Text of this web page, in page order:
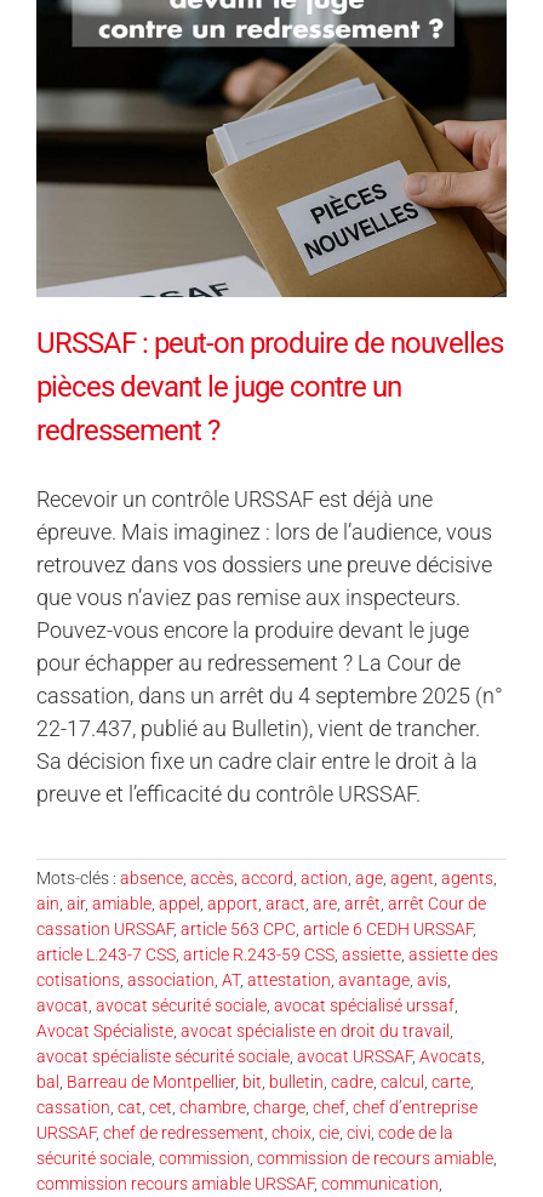
URSSAF : peut-on produire de nouvelles
pièces devant le juge contre un
redressement ?
Recevoir un contrôle URSSAF est déjà une
épreuve. Mais imaginez : lors de l’audience, vous
retrouvez dans vos dossiers une preuve décisive
que vous n’aviez pas remise aux inspecteurs.
Pouvez-vous encore la produire devant le juge
pour échapper au redressement ? La Cour de
cassation, dans un arrêt du 4 septembre 2025 (n°
22-17.437, publié au Bulletin), vient de trancher.
Sa décision fixe un cadre clair entre le droit à la
preuve et l’efficacité du contrôle URSSAF.
Mots-clés : absence accès accord action age agent agents
ain air, amiable appel apport aract are arrêt arrêt Cour de
cassation URSSAF, article 563 CPC article 6 CEDH URSSAF,
article L.243-7 CSS article R.243-59 CSS assiette assiette des
cotisations association AT, attestation avantage avis
avocat avocat sécurité sociale avocat spécialisé urssaf
Avocat Spécialiste avocat spécialiste en droit du travail
avocat spécialiste sécurité sociale avocat URSSAF, Avocats
bal
Barreau de Montpellier, bit bulletin cadre calcul carte
cassation cat cet chambre charge chef chef d’entreprise
URSSAF, chef de redressement choix cie civi code de la
sécurité sociale commission commission de recours amiable
commission recours amiable URSSAF, communication